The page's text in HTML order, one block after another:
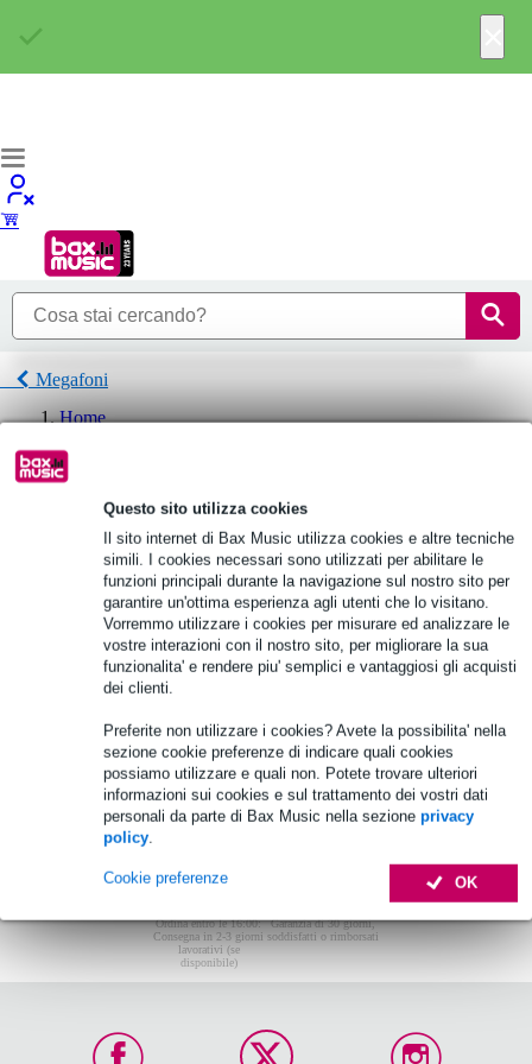
Questo sito utilizza cookies
Il sito internet di Bax Music utilizza cookies e altre tecniche
simili. I cookies necessari sono utilizzati per abilitare le
funzioni principali durante la navigazione sul nostro sito per
garantire un'ottima esperienza agli utenti che lo visitano.
Vorremmo utilizzare i cookies per misurare ed analizzare le
vostre interazioni con il nostro sito, per migliorare la sua
funzionalita' e rendere piu' semplici e vantaggiosi gli acquisti
dei clienti.
Preferite non utilizzare i cookies? Avete la possibilita' nella
sezione cookie preferenze di indicare quali cookies
possiamo utilizzare e quali non. Potete trovare ulteriori
informazioni sui cookies e sul trattamento dei vostri dati
personali da parte di Bax Music nella sezione privacy
policy.
OK
Cookie preferenze
Megafoni
Home
Megafoni
Vexus Megafoni
Non sono stati trovati articoli.
Non sono stati trovati articoli.
Ordina entro le 16:00:
Consegna in 2-3 giorni
lavorativi (se
disponibile)
Garanzia di 30 giorni,
soddisfatti o rimborsati